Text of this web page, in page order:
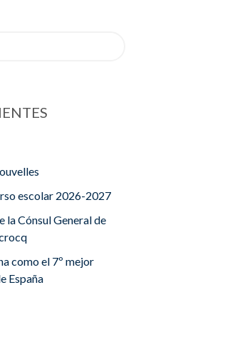
escolar 2026-2027
la Cónsul General de
como el 7º mejor
España